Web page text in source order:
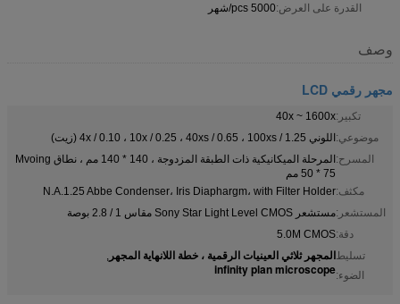
القدرة على العرض:5000 pcs/شهر
وصف
مجهر رقمي LCD
تكبير:40x ~ 1600x
موضوعي:اللوني 4x / 0.10 ، 10x / 0.25 ، 40xs / 0.65 ، 100xs / 1.25 (زيت)
المسرح:
المرحلة الميكانيكية ذات الطبقة المزدوجة ، 140 * 140 مم ، نطاق Mvoing
50 * 75 مم
مكثف:N.A.1.25 Abbe Condenser، Iris Diaphargm، with Filter Holder
المستشعر:مستشعر Sony Star Light Level CMOS مقاس 1 / 2.8 بوصة
دقة:5.0M CMOS
تسليط
الضوء:
المجهر ثلاثي العينيات الرقمية ، خطة اللانهاية المجهر ,
infinity plan microscope